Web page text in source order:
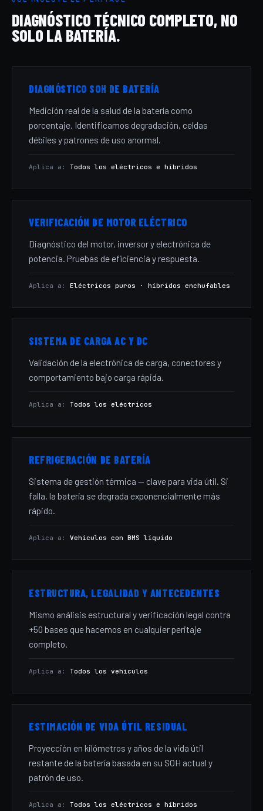
DIAGNÓSTICO TÉCNICO COMPLETO, NO
SOLO LA BATERÍA.
DIAGNÓSTICO SOH DE BATERÍA
Medición real de la salud de la batería como
porcentaje. Identificamos degradación, celdas
débiles y patrones de uso anormal.
Aplica a: Todos los eléctricos e híbridos
VERIFICACIÓN DE MOTOR ELÉCTRICO
Diagnóstico del motor, inversor y electrónica de
potencia. Pruebas de eficiencia y respuesta.
Aplica a: Eléctricos puros · híbridos enchufables
SISTEMA DE CARGA AC Y DC
Validación de la electrónica de carga, conectores y
comportamiento bajo carga rápida.
Aplica a: Todos los eléctricos
REFRIGERACIÓN DE BATERÍA
Sistema de gestión térmica — clave para vida útil. Si
falla, la batería se degrada exponencialmente más
rápido.
Aplica a: Vehículos con BMS líquido
ESTRUCTURA, LEGALIDAD Y ANTECEDENTES
Mismo análisis estructural y verificación legal contra
+50 bases que hacemos en cualquier peritaje
completo.
Aplica a: Todos los vehículos
ESTIMACIÓN DE VIDA ÚTIL RESIDUAL
Proyección en kilómetros y años de la vida útil
restante de la batería basada en su SOH actual y
patrón de uso.
Aplica a: Todos los eléctricos e híbridos